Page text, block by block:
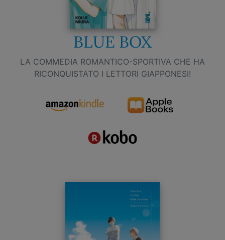
BLUE BOX
LA COMMEDIA ROMANTICO-SPORTIVA CHE HA
RICONQUISTATO I LETTORI GIAPPONESI!